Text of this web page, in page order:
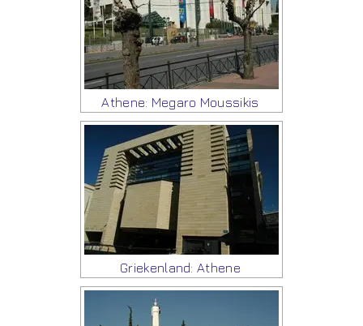
Athene: Megaro Moussikis
Griekenland: Athene